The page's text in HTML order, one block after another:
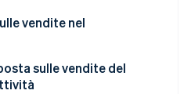
sta costruendo l'infrastruttura
vendite nel
sulle vendite del